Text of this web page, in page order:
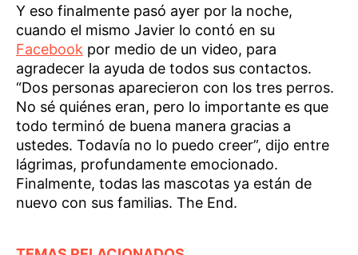
Y eso finalmente pasó ayer por la noche,
cuando el mismo Javier lo contó en su
Facebook por medio de un video, para
agradecer la ayuda de todos sus contactos.
“Dos personas aparecieron con los tres perros.
No sé quiénes eran, pero lo importante es que
todo terminó de buena manera gracias a
ustedes. Todavía no lo puedo creer”, dijo entre
lágrimas, profundamente emocionado.
Finalmente, todas las mascotas ya están de
nuevo con sus familias. The End.